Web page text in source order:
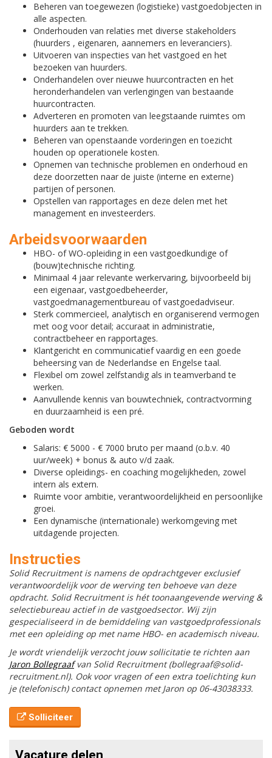
Beheren van toegewezen (logistieke) vastgoedobjecten in
alle aspecten.
Onderhouden van relaties met diverse stakeholders
(huurders , eigenaren, aannemers en leveranciers).
Uitvoeren van inspecties van het vastgoed en het
bezoeken van huurders.
Onderhandelen over nieuwe huurcontracten en het
heronderhandelen van verlengingen van bestaande
huurcontracten.
Adverteren en promoten van leegstaande ruimtes om
huurders aan te trekken.
Beheren van openstaande vorderingen en toezicht
houden op operationele kosten.
Opnemen van technische problemen en onderhoud en
deze doorzetten naar de juiste (interne en externe)
partijen of personen.
Opstellen van rapportages en deze delen met het
management en investeerders.
Arbeidsvoorwaarden
HBO- of WO-opleiding in een vastgoedkundige of
(bouw)technische richting.
Minimaal 4 jaar relevante werkervaring, bijvoorbeeld bij
een eigenaar, vastgoedbeheerder,
vastgoedmanagementbureau of vastgoedadviseur.
Sterk commercieel, analytisch en organiserend vermogen
met oog voor detail; accuraat in administratie,
contractbeheer en rapportages.
Klantgericht en communicatief vaardig en een goede
beheersing van de Nederlandse en Engelse taal.
Flexibel om zowel zelfstandig als in teamverband te
werken.
Aanvullende kennis van bouwtechniek, contractvorming
en duurzaamheid is een pré.
Geboden wordt
Salaris: € 5000 - € 7000 bruto per maand (o.b.v. 40
uur/week) + bonus & auto v/d zaak.
Diverse opleidings- en coaching mogelijkheden, zowel
intern als extern.
Ruimte voor ambitie, verantwoordelijkheid en persoonlijke
groei.
Een dynamische (internationale) werkomgeving met
uitdagende projecten.
Instructies
Solid Recruitment is namens de opdrachtgever exclusief
verantwoordelijk voor de werving ten behoeve van deze
opdracht. Solid Recruitment is hét toonaangevende werving &
selectiebureau actief in de vastgoedsector. Wij zijn
gespecialiseerd in de bemiddeling van vastgoedprofessionals
met een opleiding op met name HBO- en academisch niveau.
Je wordt vriendelijk verzocht jouw sollicitatie te richten aan
Jaron Bollegraafvan Solid Recruitment (bollegraaf@solid-
recruitment.nl). Ook voor vragen of een extra toelichting kun
je (telefonisch) contact opnemen met Jaron op 06-43038333.
Solliciteer
Vacature delen